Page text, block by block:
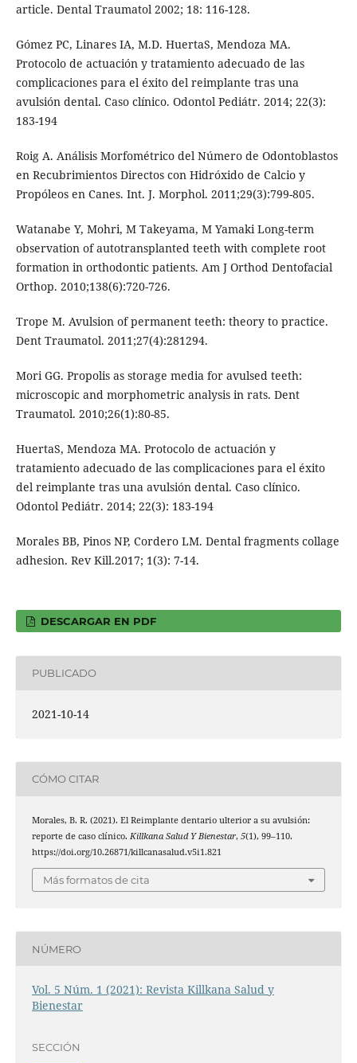
article. Dental Traumatol 2002; 18: 116-128.
Gómez PC, Linares IA, M.D. HuertaS, Mendoza MA.
Protocolo de actuación y tratamiento adecuado de las
complicaciones para el éxito del reimplante tras una
avulsión dental. Caso clínico. Odontol Pediátr. 2014; 22(3):
183-194
Roig A. Análisis Morfométrico del Número de Odontoblastos
en Recubrimientos Directos con Hidróxido de Calcio y
Propóleos en Canes. Int. J. Morphol. 2011;29(3):799-805.
Watanabe Y, Mohri, M Takeyama, M Yamaki Long-term
observation of autotransplanted teeth with complete root
formation in orthodontic patients. Am J Orthod Dentofacial
Orthop. 2010;138(6):720-726.
Trope M. Avulsion of permanent teeth: theory to practice.
Dent Traumatol. 2011;27(4):281294.
Mori GG. Propolis as storage media for avulsed teeth:
microscopic and morphometric analysis in rats. Dent
Traumatol. 2010;26(1):80-85.
HuertaS, Mendoza MA. Protocolo de actuación y
tratamiento adecuado de las complicaciones para el éxito
del reimplante tras una avulsión dental. Caso clínico.
Odontol Pediátr. 2014; 22(3): 183-194
Morales BB, Pinos NP, Cordero LM. Dental fragments collage
adhesion. Rev Kill.2017; 1(3): 7-14.
DESCARGAR EN PDF
PUBLICADO
2021-10-14
CÓMO CITAR
Morales, B. R. (2021). El Reimplante dentario ulterior a su avulsión:
reporte de caso clínico. Killkana Salud Y Bienestar, 5(1), 99–110.
https://doi.org/10.26871/killcanasalud.v5i1.821
Más formatos de cita
NÚMERO
Vol. 5 Núm. 1 (2021): Revista Killkana Salud y
Bienestar
SECCIÓN